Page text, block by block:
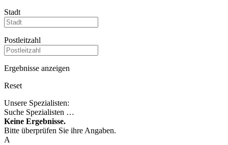
Stadt
Postleitzahl
Ergebnisse anzeigen
Reset
Unsere Spezialisten:
Suche Spezialisten …
Keine Ergebnisse.
Bitte überprüfen Sie ihre Angaben.
A